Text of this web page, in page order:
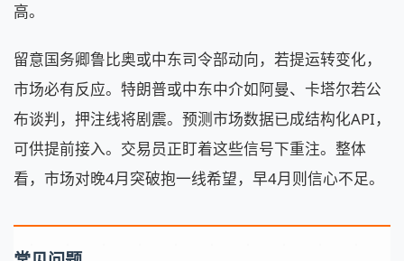
高。
留意国务卿鲁比奥或中东司令部动向，若提运转变化，
市场必有反应。特朗普或中东中介如阿曼、卡塔尔若公
布谈判，押注线将剧震。预测市场数据已成结构化API，
可供提前接入。交易员正盯着这些信号下重注。整体
看，市场对晚4月突破抱一线希望，早4月则信心不足。